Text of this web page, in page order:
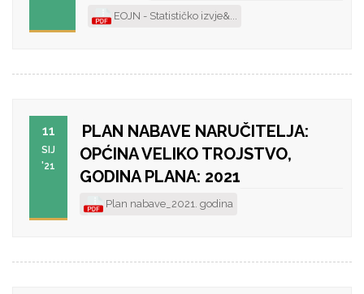
EOJN - Statističko izvje&...
11
SIJ
'21
PLAN NABAVE NARUČITELJA:
OPĆINA VELIKO TROJSTVO,
GODINA PLANA: 2021
Plan nabave_2021. godina